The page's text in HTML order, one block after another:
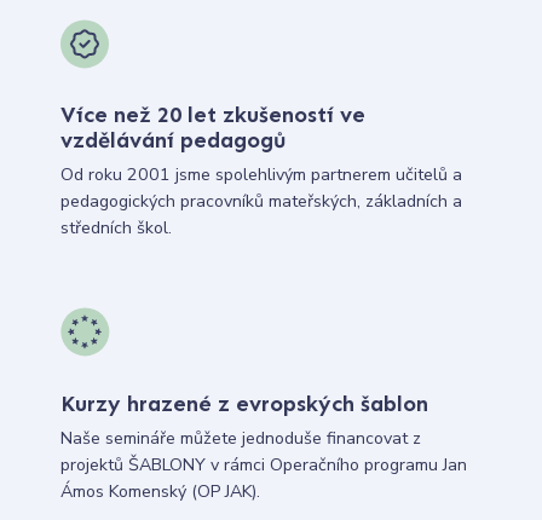
Více než 20 let zkušeností ve
vzdělávání pedagogů
Od roku 2001 jsme spolehlivým partnerem učitelů a
pedagogických pracovníků mateřských, základních a
středních škol.
Kurzy hrazené z evropských šablon
Naše semináře můžete jednoduše financovat z
projektů ŠABLONY v rámci Operačního programu Jan
Ámos Komenský (OP JAK).